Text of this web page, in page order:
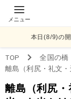
メニュー
本日(8/9)の
TOP 全国の橋
離島（利尻・礼文
離島（利尻